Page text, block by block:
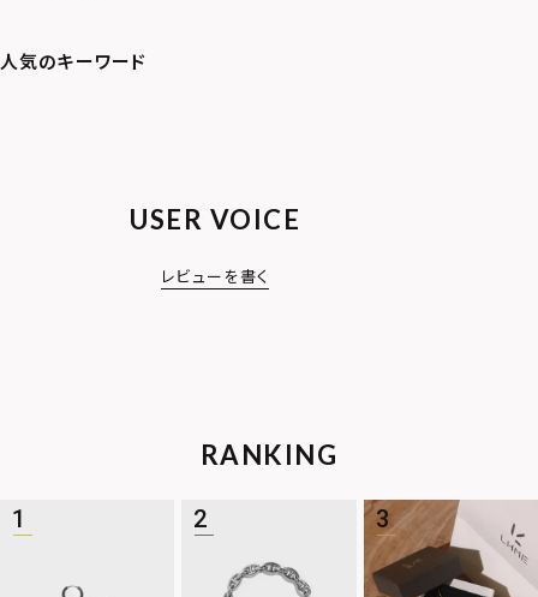
USER VOICE
レビューを書く
RANKING